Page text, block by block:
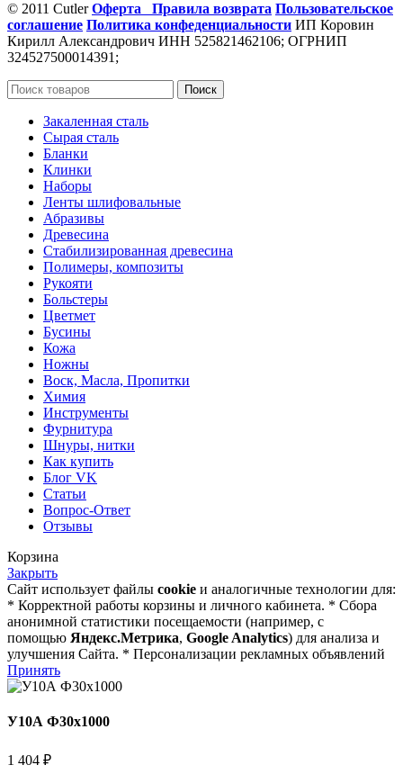
© 2011 CutlerОферта Правила возврата Пользовательское
соглашение Политика конфеденциальности ИП Коровин
Кирилл Александрович ИНН 525821462106; ОГРНИП
324527500014391;
Поиск
Закаленная сталь
Сырая сталь
Бланки
Клинки
Наборы
Ленты шлифовальные
Абразивы
Древесина
Стабилизированная древесина
Полимеры, композиты
Рукояти
Больстеры
Цветмет
Бусины
Кожа
Ножны
Воск, Масла, Пропитки
Химия
Инструменты
Фурнитура
Шнуры, нитки
Как купить
Блог VK
Статьи
Вопрос-Ответ
Отзывы
Корзина
Закрыть
Сайт использует файлы cookie и аналогичные технологии для:
* Корректной работы корзины и личного кабинета. * Сбора
анонимной статистики посещаемости (например, с
помощью Яндекс.Метрика, Google Analytics) для анализа и
улучшения Сайта. * Персонализации рекламных объявлений
Принять
У10А Ф30х1000
1 404 ₽